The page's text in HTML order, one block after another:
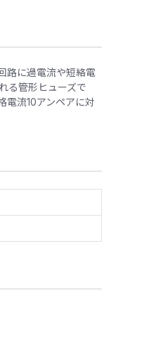
路に過電流や短絡電
る管形ヒューズで
電流10アンペアに対